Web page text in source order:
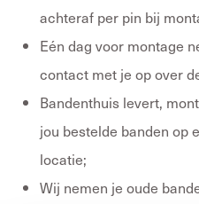
achteraf per pin bij
Eén dag voor montage
contact met je op over
Bandenthuis levert,
jou bestelde banden op
locatie;
Wij nemen je oude